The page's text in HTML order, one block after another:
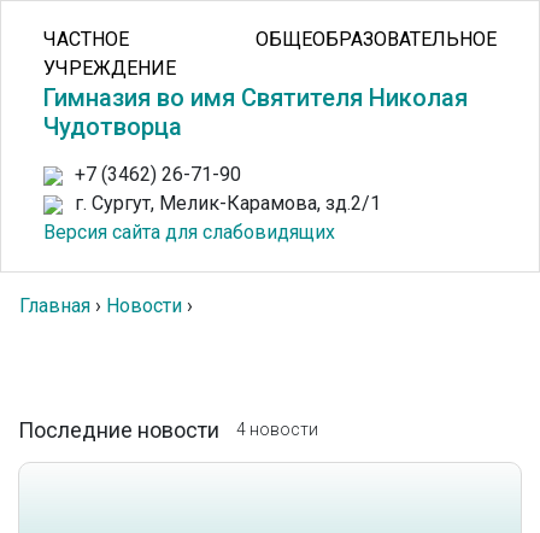
ЧАСТНОЕ ОБЩЕОБРАЗОВАТЕЛЬНОЕ
УЧРЕЖДЕНИЕ
Гимназия во имя Святителя Николая
Чудотворца
+7 (3462) 26-71-90
г. Сургут, Мелик-Карамова, зд.2/1
Версия сайта для слабовидящих
Главная › Новости ›
Последние новости 4 новости